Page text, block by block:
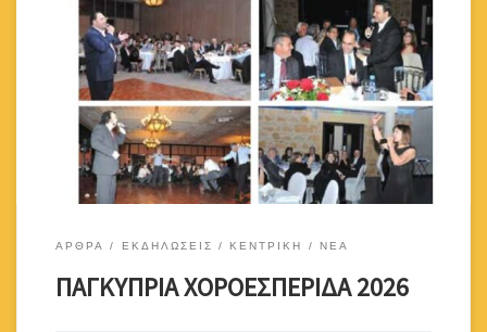
ΑΡΘΡΑ ΕΚΔΗΛΩΣΕΙΣ ΚΕΝΤΡΙΚΗ ΝΕΑ
ΠΑΓΚΥΠΡΙΑ ΧΟΡΟΕΣΠΕΡΙΔΑ 2026